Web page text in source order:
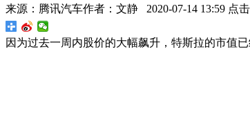
来源： 腾讯汽车作者： 文静 2020-07-14 13:59 点击
因为过去一周内股价的大幅飙升，特斯拉的市值